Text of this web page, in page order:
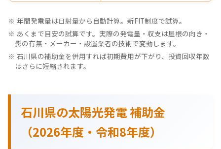
年間発電量は日射量から自動計算。新FIT制度で試算。
あくまで目安の試算です。実際の発電量・収支は屋根の向き・
影の有無・メーカー・設置業者の技術で変動します。
石川県の補助金を併用すれば初期費用が下がり、投資回収年数
はさらに短縮されます。
石川県の太陽光発電 補助金
（2026年度・令和8年度）